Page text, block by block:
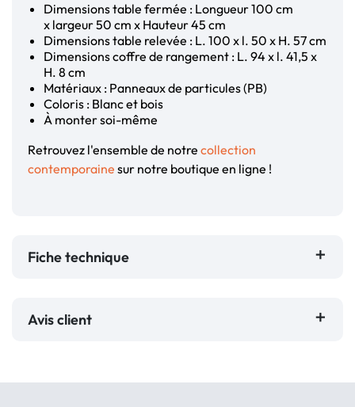
Dimensions table fermée : Longueur 100 cm
x largeur 50 cm x Hauteur 45 cm
Dimensions table relevée : L. 100 x l. 50 x H. 57 cm
Dimensions coffre de rangement : L. 94 x l. 41,5 x
H. 8 cm
Matériaux : Panneaux de particules (PB)
Coloris : Blanc et bois
À monter soi-même
Retrouvez l'ensemble de notre collection
contemporaine sur notre boutique en ligne !
Fiche technique
Avis client